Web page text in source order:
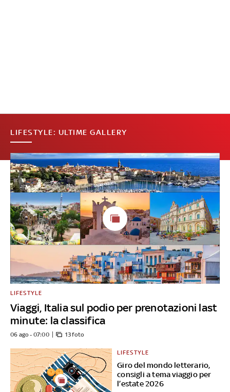
LIFESTYLE: ULTIME GALLERY
Viaggi, Italia sul podio per prenotazioni last
minute: la classifica
LIFESTYLE
06 ago - 07:00 13 foto
Giro del mondo letterario,
consigli a tema viaggio per
l’estate 2026
LIFESTYLE